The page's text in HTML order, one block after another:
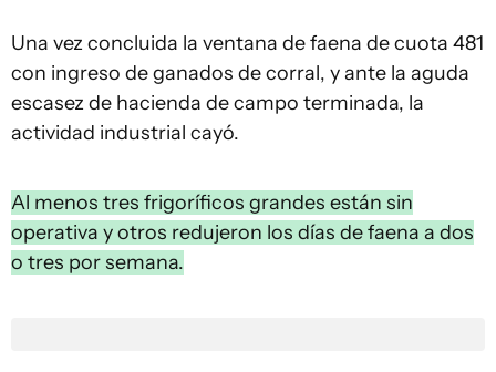
Una vez concluida la ventana de faena de cuota 481
con ingreso de ganados de corral, y ante la aguda
escasez de hacienda de campo terminada, la
actividad industrial cayó.
Al menos tres frigoríficos grandes están sin
operativa y otros redujeron los días de faena a dos
o tres por semana.